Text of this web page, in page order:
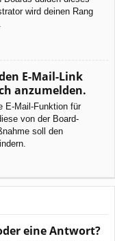
wird deinen Rang
E-Mail-Link
anzumelden.
E-Mail-Funktion für
von der Board-
soll den
eine Antwort?